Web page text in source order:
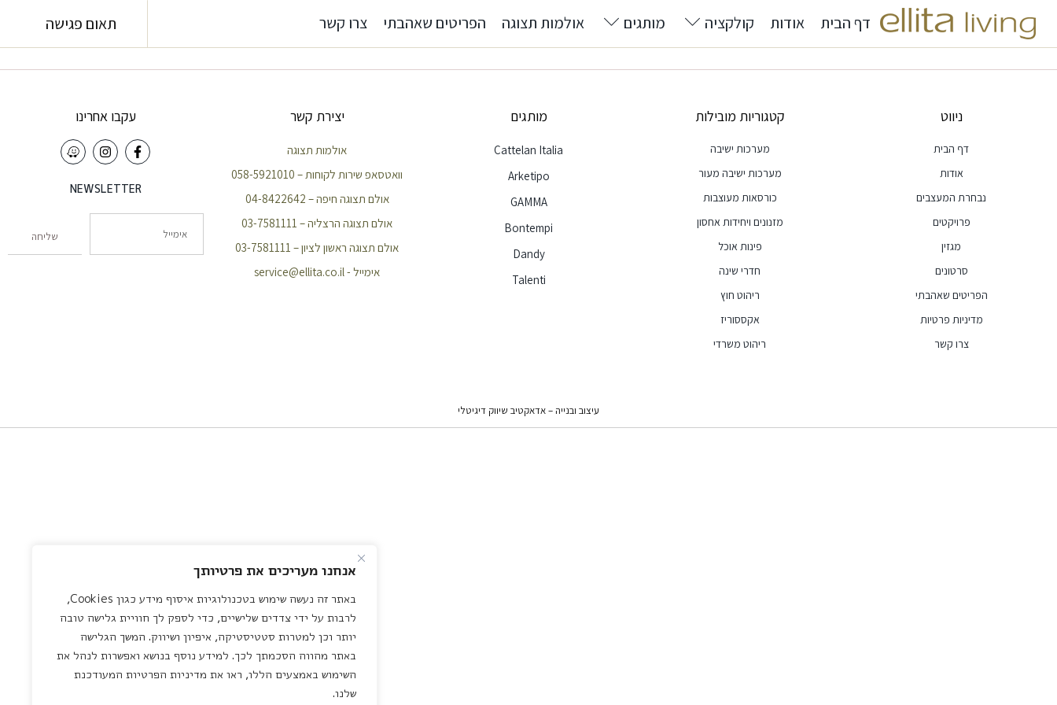
אנחנו מעריכים את פרטיותך
באתר זה נעשה שימוש בטכנולוגיות איסוף מידע כגון Cookies,
לרבות על ידי צדדים שלישיים, כדי לספק לך חוויית גלישה טובה
יותר וכן למטרות סטטיסטיקה, איפיון ושיווק. המשך הגלישה
באתר מהווה הסכמתך לכך. למידע נוסף בנושא ואפשרות לנהל את
השימוש באמצעים הללו, ראו את מדיניות הפרטיות המעודכנת
שלנו.
דף הבית אודות קולקציה מותגים אולמות תצוגה הפריטים שאהבתי צרו קשר תאום פגישה
ניווט
דף הבית
אודות
נבחרת המעצבים
פרויקטים
מגזין
סרטונים
הפריטים שאהבתי
מדיניות פרטיות
צרו קשר
קטגוריות מובילות
מערכות ישיבה
מערכות ישיבה מעור
כורסאות מעוצבות
מזנונים ויחידות אחסון
פינות אוכל
חדרי שינה
ריהוט חוץ
אקססוריז
ריהוט משרדי
מותגים
Cattelan Italia
Arketipo
GAMMA
Bontempi
Dandy
Talenti
יצירת קשר
אולמות תצוגה
וואטסאפ שירות לקוחות – 058-5921010
אולם תצוגה חיפה – 04-8422642
אולם תצוגה הרצליה – 03-7581111
אולם תצוגה ראשון לציון – 03-7581111
אימייל - service@ellita.co.il
עקבו אחרינו
NEWSLETTER
שליחה
עיצוב ובנייה – אדאקטיב שיווק דיגיטלי